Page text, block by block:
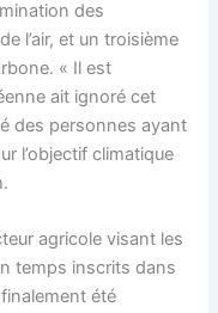
des
l’air, et un troisième
« Il est
ait ignoré cet
des personnes ayant
l’objectif climatique
agricole visant les
temps inscrits dans
été